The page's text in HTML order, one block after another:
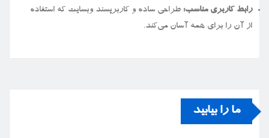
رابط کاربری مناسب: طراحی ساده و کاربرپسند وبسایت که استفاده
از آن را برای همه آسان می‌کند.
ما را بیابید